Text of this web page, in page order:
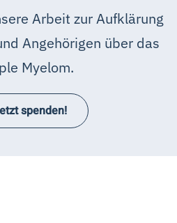
Arbeit zur Aufklärung
Angehörigen über das
Myelom.
spenden!